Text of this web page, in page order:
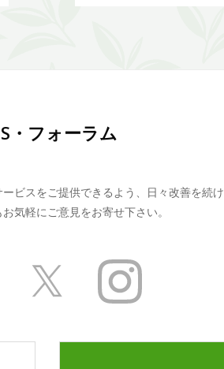
・フォーラム
ビスをご提供できるよう、日々改善を続
気軽にご意見をお寄せ下さい。